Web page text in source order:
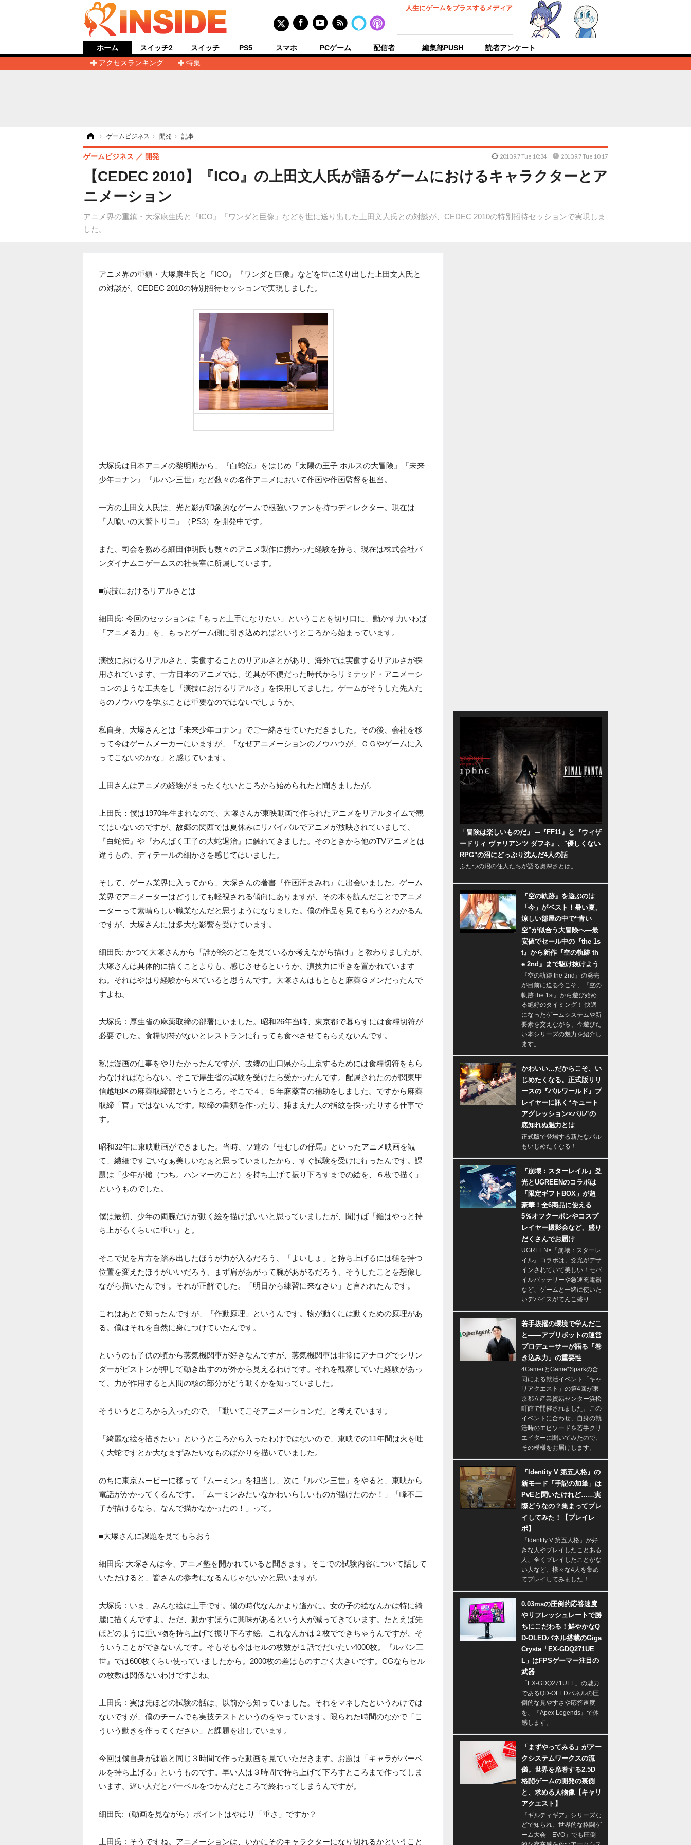
人生にゲームをプラスするメディア
ホーム
アクセスランキング
特集
スイッチ2 スイッチ PS5 スマホ PCゲーム 配信者 編集部PUSH 読者アンケート
› ゲームビジネス › 開発 › 記事
【CEDEC 2010】『ICO』の上田文人氏が語るゲームにおけるキャラクターとア
ニメーション
アニメ界の重鎮・大塚康生氏と『ICO』『ワンダと巨像』などを世に送り出した上田文人氏との対談が、CEDEC 2010の特別招待セッションで実現しま
した。
ゲームビジネス 開発 2010.9.7 Tue 10:34 2010.9.7 Tue 10:17
アニメ界の重鎮・大塚康生氏と『ICO』『ワンダと巨像』などを世に送り出した上田文人氏と
の対談が、CEDEC 2010の特別招待セッションで実現しました。
大塚氏は日本アニメの黎明期から、『白蛇伝』をはじめ『太陽の王子 ホルスの大冒険』『未来
少年コナン』『ルパン三世』など数々の名作アニメにおいて作画や作画監督を担当。
一方の上田文人氏は、光と影が印象的なゲームで根強いファンを持つディレクター。現在は
『人喰いの大鷲トリコ』（PS3）を開発中です。
また、司会を務める細田伸明氏も数々のアニメ製作に携わった経験を持ち、現在は株式会社バ
ンダイナムコゲームスの社長室に所属しています。
■演技におけるリアルさとは
細田氏: 今回のセッションは「もっと上手になりたい」ということを切り口に、動かす力いわば
「アニメる力」を、もっとゲーム側に引き込めればというところから始まっています。
演技におけるリアルさと、実働することのリアルさとがあり、海外では実働するリアルさが採
用されています。一方日本のアニメでは、道具が不便だった時代からリミテッド・アニメーシ
ョンのような工夫をし「演技におけるリアルさ」を採用してました。ゲームがそうした先人た
ちのノウハウを学ぶことは重要なのではないでしょうか。
私自身、大塚さんとは『未来少年コナン』でご一緒させていただきました。その後、会社を移
って今はゲームメーカーにいますが、「なぜアニメーションのノウハウが、ＣＧやゲームに入
ってこないのかな」と感じています。
上田さんはアニメの経験がまったくないところから始められたと聞きましたが。
上田氏：僕は1970年生まれなので、大塚さんが東映動画で作られたアニメをリアルタイムで観
てはいないのですが、故郷の関西では夏休みにリバイバルでアニメが放映されていまして、
『白蛇伝』や『わんぱく王子の大蛇退治』に触れてきました。そのときから他のTVアニメとは
違うもの、ディテールの細かさを感じてはいました。
そして、ゲーム業界に入ってから、大塚さんの著書『作画汗まみれ』に出会いました。ゲーム
業界でアニメーターはどうしても軽視される傾向にありますが、その本を読んだことでアニメ
ーターって素晴らしい職業なんだと思うようになりました。僕の作品を見てもらうとわかるん
ですが、大塚さんには多大な影響を受けています。
細田氏: かつて大塚さんから「誰が絵のどこを見ているか考えながら描け」と教わりましたが、
大塚さんは具体的に描くことよりも、感じさせるというか、演技力に重きを置かれています
ね。それはやはり経験から来ていると思うんです。大塚さんはもともと麻薬Ｇメンだったんで
すよね。
大塚氏：厚生省の麻薬取締の部署にいました。昭和26年当時、東京都で暮らすには食糧切符が
必要でした。食糧切符がないとレストランに行っても食べさせてもらえないんです。
私は漫画の仕事をやりたかったんですが、故郷の山口県から上京するためには食糧切符をもら
わなければならない。そこで厚生省の試験を受けたら受かったんです。配属されたのが関東甲
信越地区の麻薬取締部というところ。そこで４、５年麻薬官の補助をしました。ですから麻薬
取締「官」ではないんです。取締の書類を作ったり、捕まえた人の指紋を採ったりする仕事で
す。
昭和32年に東映動画ができました。当時、ソ連の『せむしの仔馬』といったアニメ映画を観
て、繊細ですごいなぁ美しいなぁと思っていましたから、すぐ試験を受けに行ったんです。課
題は「少年が槌（つち。ハンマーのこと）を持ち上げて振り下ろすまでの絵を、６枚で描く」
というものでした。
僕は最初、少年の両腕だけが動く絵を描けばいいと思っていましたが、聞けば「鎚はやっと持
ち上がるくらいに重い」と。
そこで足を片方を踏み出したほうが力が入るだろう、「よいしょ」と持ち上げるには槌を持つ
位置を変えたほうがいいだろう、まず肩があがって腕があがるだろう、そうしたことを想像し
ながら描いたんです。それが正解でした。「明日から練習に来なさい」と言われたんです。
これはあとで知ったんですが、「作動原理」というんです。物が動くには動くための原理があ
る。僕はそれを自然に身につけていたんです。
というのも子供の頃から蒸気機関車が好きなんですが、蒸気機関車は非常にアナログでシリン
ダーがピストンが押して動き出すのが外から見えるわけです。それを観察していた経験があっ
て、力が作用すると人間の核の部分がどう動くかを知っていました。
そういうところから入ったので、「動いてこそアニメーションだ」と考えています。
「綺麗な絵を描きたい」というところから入ったわけではないので、東映での11年間は火を吐
く大蛇ですとか大なまずみたいなものばかりを描いていました。
のちに東京ムービーに移って『ムーミン』を担当し、次に『ルパン三世』をやると、東映から
電話がかかってくるんです。「ムーミンみたいなかわいらしいものが描けたのか！」「峰不二
子が描けるなら、なんで描かなかったの！」って。
■大塚さんに課題を見てもらおう
細田氏: 大塚さんは今、アニメ塾を開かれていると聞きます。そこでの試験内容について話して
いただけると、皆さんの参考になるんじゃないかと思いますが。
大塚氏：いま、みんな絵は上手です。僕の時代なんかより遙かに。女の子の絵なんかは特に綺
麗に描くんですよ。ただ、動かすほうに興味があるという人が減ってきています。たとえば先
ほどのように重い物を持ち上げて振り下ろす絵。これなんかは２枚でできちゃうんですが、そ
ういうことができないんです。そもそも今はセルの枚数が１話でだいたい4000枚。『ルパン三
世』では600枚くらい使っていましたから。2000枚の差はものすごく大きいです。CGならセル
の枚数は関係ないわけですよね。
上田氏：実は先ほどの試験の話は、以前から知っていました。それをマネしたというわけでは
ないですが、僕のチームでも実技テストというのをやっています。限られた時間のなかで「こ
ういう動きを作ってください」と課題を出しています。
今回は僕自身が課題と同じ３時間で作った動画を見ていただきます。お題は「キャラがバーベ
ルを持ち上げる」というものです。早い人は３時間で持ち上げて下ろすところまで作ってしま
います。遅い人だとバーベルをつかんだところで終わってしまうんですが。
細田氏:（動画を見ながら）ポイントはやはり「重さ」ですか？
上田氏：そうですね。アニメーションは、いかにそのキャラクターになり切れるかということ
「冒険は楽しいものだ」 ─『FF11』と『ウィザ
ードリィ ヴァリアンツ ダフネ』、"優しくない
RPG"の沼にどっぷり沈んだ4人の話
ふたつの沼の住人たちが語る奥深さとは。
『空の軌跡』を遊ぶのは
「今」がベスト！暑い夏、
涼しい部屋の中で“青い
空”が似合う大冒険へ―最
安値でセール中の『the 1s
t』から新作『空の軌跡 th
e 2nd』まで駆け抜けよう
『空の軌跡 the 2nd』の発売
が目前に迫る今こそ、『空の
軌跡 the 1st』から遊び始め
る絶好のタイミング！ 快適
になったゲームシステムや新
要素を交えながら、今遊びた
い本シリーズの魅力を紹介し
ます。
かわいい…だからこそ、い
じめたくなる。正式版リリ
ースの『パルワールド』プ
レイヤーに訊く“キュート
アグレッション×パル”の
底知れぬ魅力とは
正式版で登場する新たなパル
もいじめたくなる！
『崩壊：スターレイル』爻
光とUGREENのコラボは
「限定ギフトBOX」が超
豪華！全6商品に使える
5％オフクーポンやコスプ
レイヤー撮影会など、盛り
だくさんでお届け
UGREEN×『崩壊：スターレ
イル』コラボは、爻光がデザ
インされていて美しい！モバ
イルバッテリーや急速充電器
など、ゲームと一緒に使いた
いデバイスがてんこ盛り
若手抜擢の環境で学んだこ
と――アプリボットの運営
プロデューサーが語る「巻
き込み力」の重要性
4GamerとGame*Sparkの合
同による就活イベント「キャ
リアクエスト」の第4回が東
京都立産業貿易センター浜松
町館で開催されました。この
イベントに合わせ、自身の就
活時のエピソードを若手クリ
エイターに聞いてみたので、
その模様をお届けします。
『Identity V 第五人格』の
新モード「手記の加筆」は
PvEと聞いたけれど……実
際どうなの？集まってプレ
イしてみた！【プレイレ
ポ】
『Identity V 第五人格』が好
きな人やプレイしたことある
人、全くプレイしたことがな
い人など、様々な4人を集め
てプレイしてみました！
0.03msの圧倒的応答速度
やリフレッシュレートで勝
ちにこだわる！鮮やかなQ
D-OLEDパネル搭載のGiga
Crysta「EX-GDQ271UE
L」はFPSゲーマー注目の
武器
「EX-GDQ271UEL」の魅力
であるQD-OLEDパネルの圧
倒的な見やすさや応答速度
を、『Apex Legends』で体
感します。
「まずやってみる」がアー
クシステムワークスの流
儀。世界を席巻する2.5D
格闘ゲームの開発の裏側
と、求める人物像【キャリ
アクエスト】
『ギルティギア』シリーズな
どで知られ、世界的な格闘ゲ
ーム大会「EVO」でも圧倒